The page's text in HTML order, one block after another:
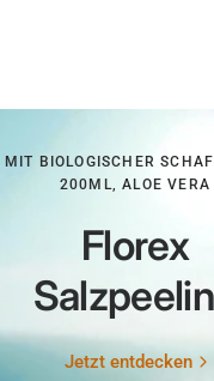
MIT BIOLOGISCHER
200ML, ALOE VERA
Florex
Jetzt entdecken